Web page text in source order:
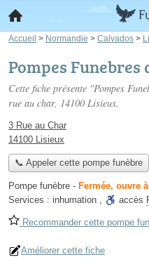
Accueil > Normandie > Calvados >
Pompes Funebres
Cette fiche présente "Pompes
rue au char, 14100 Lisieux.
3 Rue au Char
14100 Lisieux
📞 Appeler cette pompe funèbre
Pompe funèbre - Fermée, ouvre
Services : inhumation , accès
Recommander cette pompe
Améliorer cette fiche